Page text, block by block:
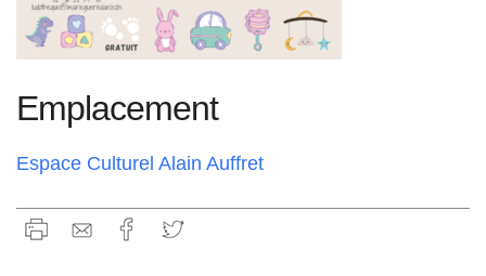
Emplacement
Espace Culturel Alain Auffret